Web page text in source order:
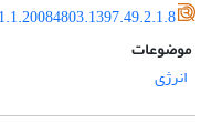
موضوعات
انرژی